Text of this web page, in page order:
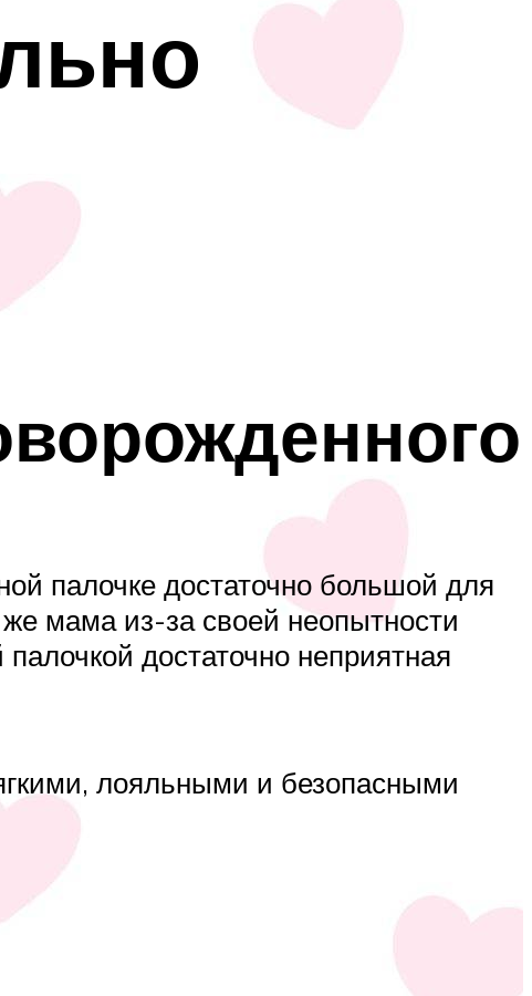
палочке достаточно большой для
же мама из-за своей неопытности
достаточно неприятная
лояльными и безопасными